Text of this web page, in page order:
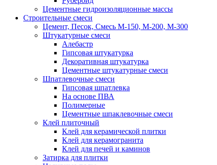
Цементные гидроизоляционные массы
Строительные смеси
Цемент, Песок, Смесь М-150, М-200, М-300
Штукатурные смеси
Алебастр
Гипсовая штукатурка
Декоративная штукатурка
Цементные штукатурные смеси
Шпатлевочные смеси
Гипсовая шпатлевка
На основе ПВА
Полимерные
Цементные шпаклевочные смеси
Клей плиточный
Клей для керамической плитки
Клей для керамогранита
Клей для печей и каминов
Затирка для плитки